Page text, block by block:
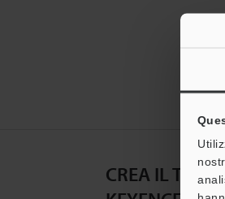
CREA IL TUO